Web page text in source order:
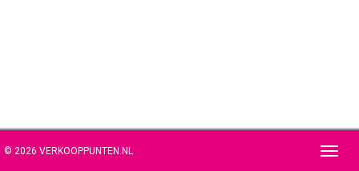
© 2026 VERKOOPPUNTEN.NL